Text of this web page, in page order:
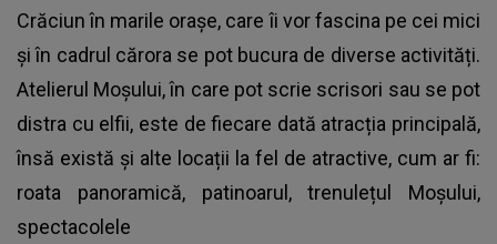
Crăciun în marile orașe, care îi vor fascina pe cei mici
și în cadrul cărora se pot bucura de diverse activități.
Atelierul Moșului, în care pot scrie scrisori sau se pot
distra cu elfii, este de fiecare dată atracția principală,
însă există și alte locații la fel de atractive, cum ar fi:
roata panoramică, patinoarul, trenulețul Moșului,
spectacolele